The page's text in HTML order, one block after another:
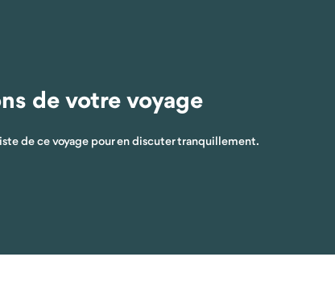
de votre voyage
de ce voyage pour en discuter tranquillement.